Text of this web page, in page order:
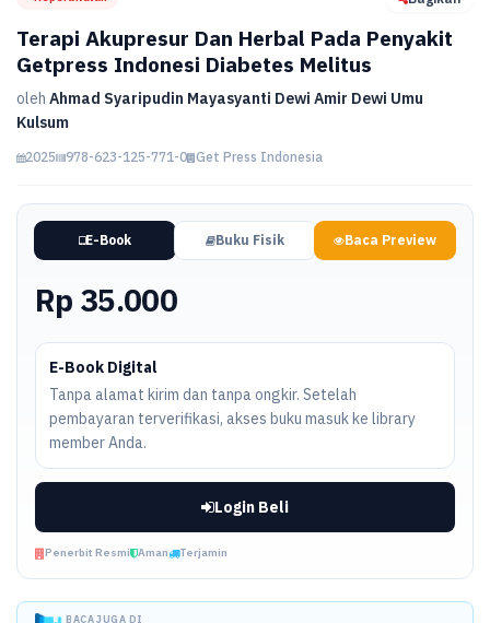
Terapi Akupresur Dan Herbal Pada Penyakit
Getpress Indonesi Diabetes Melitus
olehAhmad Syaripudin Mayasyanti Dewi Amir Dewi Umu
Kulsum
2025 978-623-125-771-0 Get Press Indonesia
E-Book Buku Fisik Baca Preview
Rp 35.000
E-Book Digital
Tanpa alamat kirim dan tanpa ongkir. Setelah
pembayaran terverifikasi, akses buku masuk ke library
member Anda.
Login Beli
Penerbit Resmi Aman Terjamin
BACA JUGA DI